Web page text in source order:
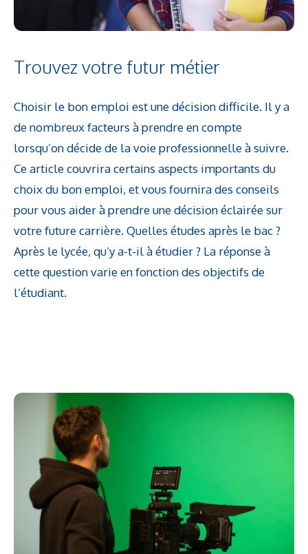
Trouvez votre futur métier
Choisir le bon emploi est une décision difficile. Il y a
de nombreux facteurs à prendre en compte
lorsqu’on décide de la voie professionnelle à suivre.
Ce article couvrira certains aspects importants du
choix du bon emploi, et vous fournira des conseils
pour vous aider à prendre une décision éclairée sur
votre future carrière. Quelles études après le bac ?
Après le lycée, qu’y a-t-il à étudier ? La réponse à
cette question varie en fonction des objectifs de
l’étudiant.